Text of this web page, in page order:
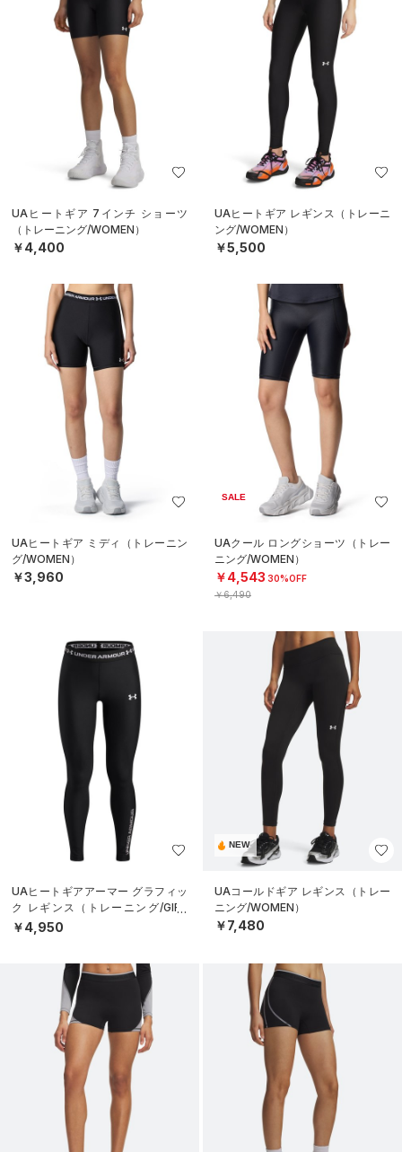
UAヒートギア 7インチ ショーツ
（トレーニング/WOMEN）
￥4,400
UAヒートギア レギンス（トレーニ
ング/WOMEN）
￥5,500
UAヒートギア ミディ（トレーニン
グ/WOMEN）
￥3,960
SALE
UAクール ロングショーツ（トレー
ニング/WOMEN）
￥4,543 30%OFF
￥6,490
UAヒートギアアーマー グラフィッ
ク レギンス（トレーニング/GIRL
S）
￥4,950
NEW
UAコールドギア レギンス（トレー
ニング/WOMEN）
￥7,480